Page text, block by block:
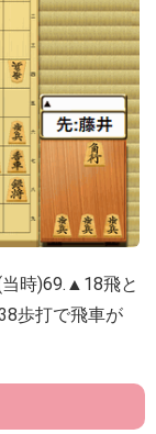
時)69.▲18飛と
歩打で飛車が